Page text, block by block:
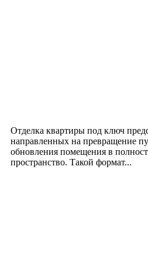
Отделка квартиры под ключ
направленных на превращение
обновления помещения в
пространство. Такой формат...
логотипом: эффективный